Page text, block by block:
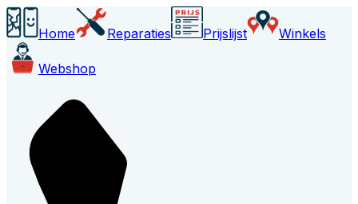
Home Reparaties Prijslijst Winkels
Webshop